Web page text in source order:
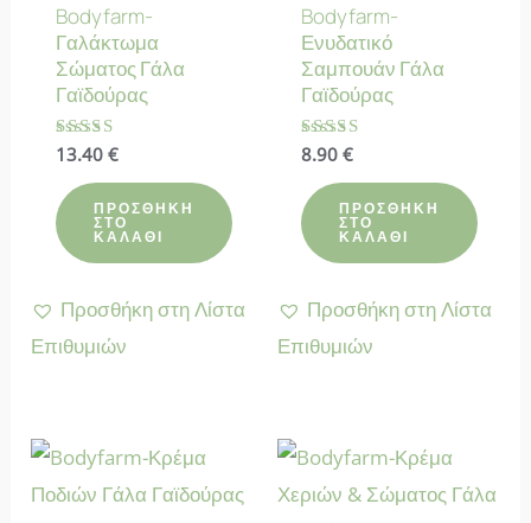
Bodyfarm-
Γαλάκτωμα
Σώματος Γάλα
Γαϊδούρας
Βαθμολογήθηκε
4.90
από 5
13.40 €
ΠΡΟΣΘΉΚΗ
ΣΤΟ
ΚΑΛΆΘΙ
Προσθήκη στη Λίστα
Επιθυμιών
Bodyfarm-
Ενυδατικό
Σαμπουάν Γάλα
Γαϊδούρας
Βαθμολογήθηκε
4.67
από 5
8.90€
ΠΡΟΣΘΉΚΗ
ΣΤΟ
ΚΑΛΆΘΙ
Προσθήκη στη Λίστα
Επιθυμιών